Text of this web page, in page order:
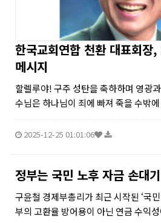
한국교회연합 천환 대표회
메시지
할렐루야! 구주 성탄을 축하하며 영광
수님은 하나님이 죄에 빠져 죽을 수밖
지으신 사람들이 서로 대적하며 싸우고
2025-12-25 01:01:06
정부는 국민 노후 자금 손대
구윤철 경제부총리가 최근 시작된 ‘국
부의 고환율 방어용이 아닌 연금 수익